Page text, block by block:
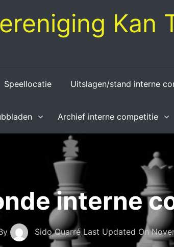
Kan
Speellocatie Uitslagen/stand interne
Archief interne competitie
interne
Sido QuarréLast Updated On